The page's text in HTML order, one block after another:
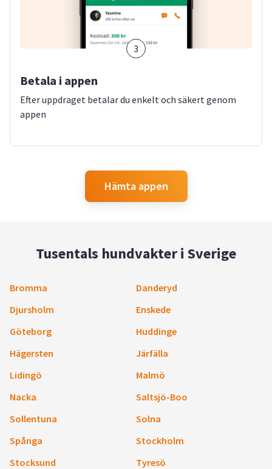
3
Betala i appen
Efter uppdraget betalar du enkelt och säkert genom
appen
Hämta appen
Tusentals hundvakter i Sverige
Bromma
Danderyd
Djursholm
Enskede
Göteborg
Huddinge
Hägersten
Järfälla
Lidingö
Malmö
Nacka
Saltsjö-Boo
Sollentuna
Solna
Spånga
Stockholm
Stocksund
Tyresö